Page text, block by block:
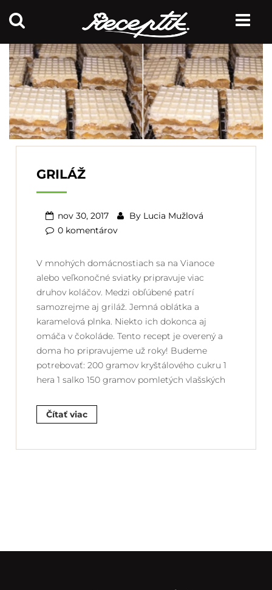
GRILÁŽ
nov 30, 2017 By Lucia Mužlová
0 komentárov
V mnohých domácnostiach sa na Vianoce
alebo veľkonočné sviatky pripravuje viac
druhov koláčov. Medzi obľúbené patrí
samozrejme aj griláž. Jemná oblátka a
karamelová plnka. Niekto ich dokonca aj
omáča v čokoláde. Tento recept je overený a
doma ho pripravujeme už roky! Budeme
potrebovať: 200 gramov kryštálového cukru 1
hera 1 salko 150 gramov pomletých vlašských
Čítať viac